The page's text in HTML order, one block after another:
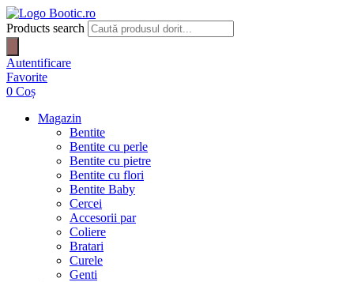
Products search
Autentificare
Favorite
0 Coș
Magazin
Bentite
Bentite cu perle
Bentite cu pietre
Bentite cu flori
Bentite Baby
Cercei
Accesorii par
Coliere
Bratari
Curele
Genti